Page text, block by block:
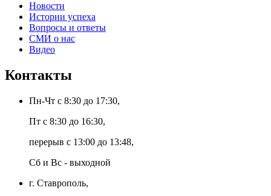
Новости
Истории успеха
Вопросы и ответы
СМИ о нас
Видео
Контакты
Пн-Чт с 8:30 до 17:30,
Пт с 8:30 до 16:30,
перерыв с 13:00 до 13:48,
Сб и Вс - выходной
г. Ставрополь,